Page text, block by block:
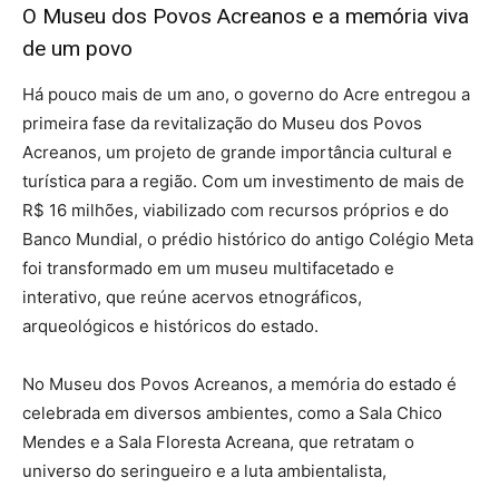
O Museu dos Povos Acreanos e a memória viva
de um povo
Há pouco mais de um ano, o governo do Acre entregou a
primeira fase da revitalização do Museu dos Povos
Acreanos, um projeto de grande importância cultural e
turística para a região. Com um investimento de mais de
R$ 16 milhões, viabilizado com recursos próprios e do
Banco Mundial, o prédio histórico do antigo Colégio Meta
foi transformado em um museu multifacetado e
interativo, que reúne acervos etnográficos,
arqueológicos e históricos do estado.
No Museu dos Povos Acreanos, a memória do estado é
celebrada em diversos ambientes, como a Sala Chico
Mendes e a Sala Floresta Acreana, que retratam o
universo do seringueiro e a luta ambientalista,